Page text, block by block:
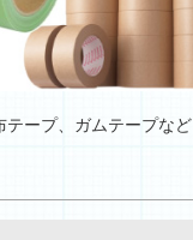
テープ、ガムテープなど